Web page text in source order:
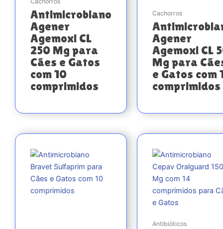
Antimicrobiano
Agener
Agemoxi CL
250 Mg para
Cães e Gatos
com 10
comprimidos
Cachorros
Agener
Agemoxi CL
Mg para
e Gatos com
comprimidos
Antibióticos